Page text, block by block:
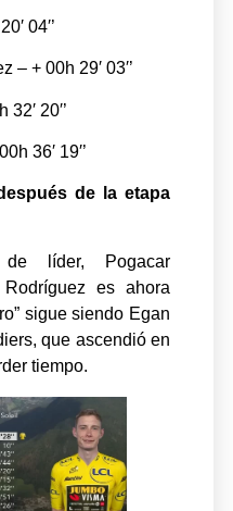
04′’
+ 00h 29′ 03′’
20′’
36′ 19′’
de la etapa
de líder, Pogacar
es ahora
sigue siendo Egan
que ascendió en
tiempo.